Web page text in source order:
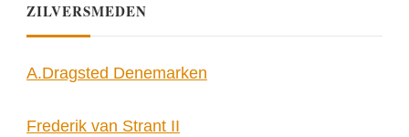
ZILVERSMEDEN
A.Dragsted Denemarken
Frederik van Strant II